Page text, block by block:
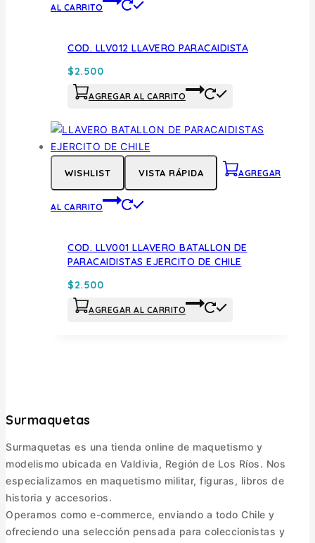
AL CARRITO
COD. LLV012 LLAVERO PARACAIDISTA
$2.500
AGREGAR AL CARRITO
WISHLIST VISTA RÁPIDA AGREGAR
AL CARRITO
COD. LLV001 LLAVERO BATALLON DE
PARACAIDISTAS EJERCITO DE CHILE
$2.500
AGREGAR AL CARRITO
Surmaquetas
Surmaquetas es una tienda online de maquetismo y
modelismo ubicada en Valdivia, Región de Los Ríos. Nos
especializamos en maquetismo militar, figuras, libros de
historia y accesorios.
Operamos como e-commerce, enviando a todo Chile y
ofreciendo una selección pensada para coleccionistas y